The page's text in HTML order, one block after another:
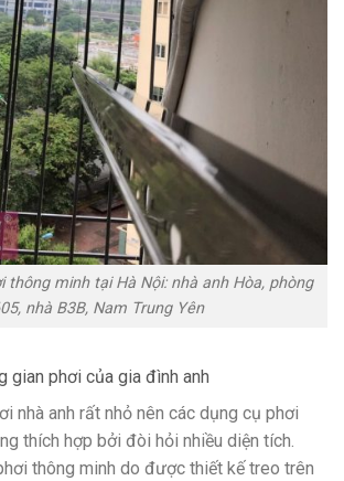
thông minh tại Hà Nội: nhà anh Hòa, phòng
nhà B3B, Nam Trung Yên
gian phơi của gia đình anh
nhà anh rất nhỏ nên các dụng cụ phơi
thích hợp bởi đòi hỏi nhiều diện tích.
thông minh do được thiết kế treo trên